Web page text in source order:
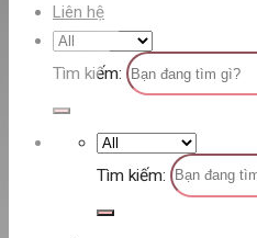
Liên hệ
Tìm kiếm:
Tìm kiếm: